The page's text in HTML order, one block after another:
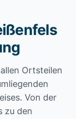
Ortsteilen
Von der
zu den